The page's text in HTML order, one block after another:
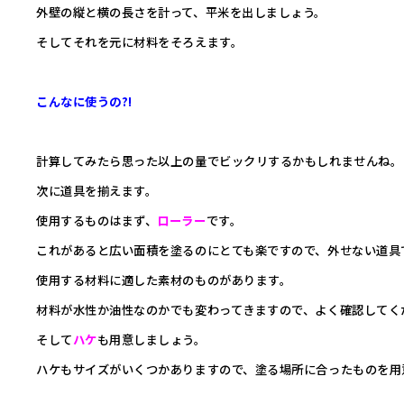
外壁の縦と横の長さを計って、平米を出しましょう。
そしてそれを元に材料をそろえます。
こんなに使うの?!
計算してみたら思った以上の量でビックリするかもしれませんね。
次に道具を揃えます。
使用するものはまず、 ローラーです。
これがあると広い面積を塗るのにとても楽ですので、外せない道
使用する材料に適した素材のものがあります。
材料が水性か油性なのかでも変わってきますので、よく確認して
そしてハケも用意しましょう。
ハケもサイズがいくつかありますので、塗る場所に合ったものを